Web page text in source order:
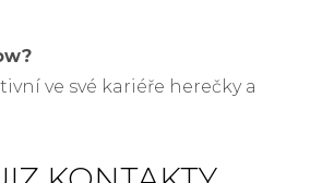
ve své kariéře herečky a